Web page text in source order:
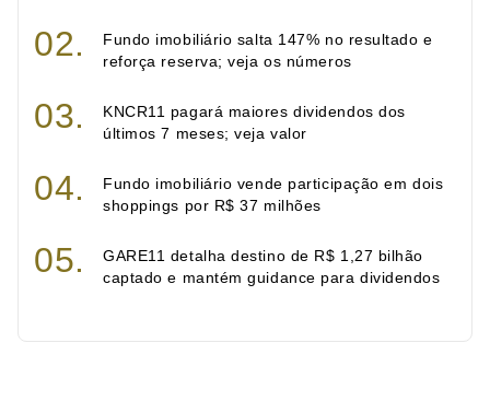
Fundo imobiliário salta 147% no resultado e
reforça reserva; veja os números
KNCR11 pagará maiores dividendos dos
últimos 7 meses; veja valor
Fundo imobiliário vende participação em dois
shoppings por R$ 37 milhões
GARE11 detalha destino de R$ 1,27 bilhão
captado e mantém guidance para dividendos